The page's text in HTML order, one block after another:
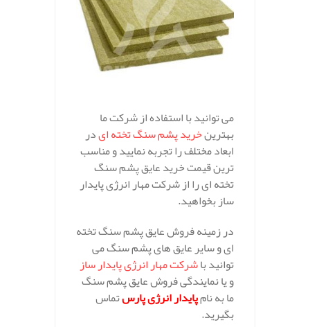
می توانید با استفاده از شرکت ما
بهترینخرید پشم سنگ تخته ایدر
ابعاد مختلف را تجربه نمایید و مناسب
ترین قیمت خرید عایق پشم سنگ
تخته ای را از شرکت مهار انرژی پایدار
ساز بخواهید.
در زمینه فروش عایق پشم سنگ تخته
ای و سایر عایق های پشم سنگ می
توانید باشرکت مهار انرژی پایدار ساز
و یا نمایندگی فروش عایق پشم سنگ
ما به نامپایدار انرژی پارستماس
بگیرید.